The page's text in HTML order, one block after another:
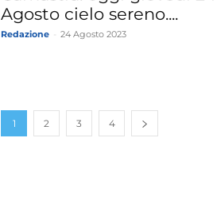
Agosto cielo sereno....
Redazione 24 Agosto 2023
1 2 3 4